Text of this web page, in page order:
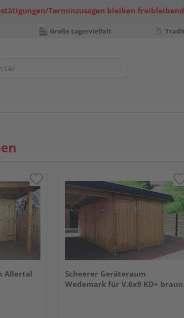
Terminzusagen bleiben
Große Lagervielfalt
Allertal
Scheerer Geräteraum
Wedemark für V.6x9 KD+ braun